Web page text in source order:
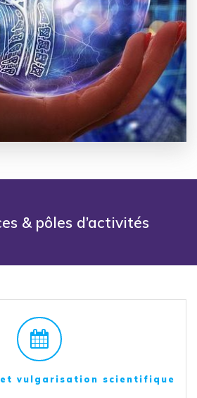
& pôles d’activités
et vulgarisation scientifique